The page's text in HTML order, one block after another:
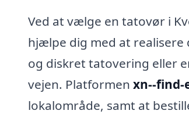
Ved at vælge en tatovør i
hjælpe dig med at realisere
og diskret tatovering eller
vejen. Platformen xn--find-
lokalområde, samt at